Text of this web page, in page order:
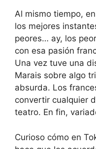
Al mismo tiempo,
los mejores
peores… ay, los
con esa pasión
Una vez tuve una
Marais sobre algo
absurda. Los
convertir cualquier
teatro. En fin,
Curioso cómo en